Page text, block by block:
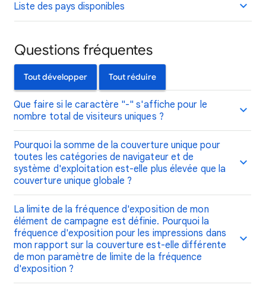
Liste des pays disponibles
Questions fréquentes
Tout développer Tout réduire
Que faire si le caractère "-" s'affiche pour le
nombre total de visiteurs uniques ?
Pourquoi la somme de la couverture unique pour
toutes les catégories de navigateur et de
système d'exploitation est-elle plus élevée que la
couverture unique globale ?
La limite de la fréquence d'exposition de mon
élément de campagne est définie. Pourquoi la
fréquence d'exposition pour les impressions dans
mon rapport sur la couverture est-elle différente
de mon paramètre de limite de la fréquence
d'exposition ?